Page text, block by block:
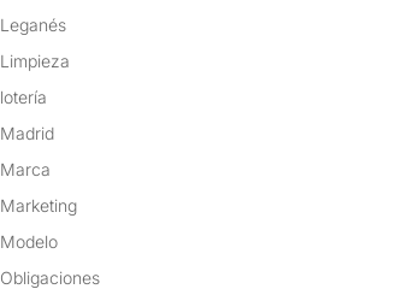
Leganés
Limpieza
lotería
Madrid
Marca
Marketing
Modelo
Obligaciones